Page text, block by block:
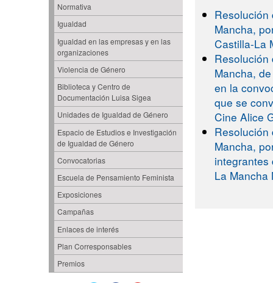
Normativa
Igualdad
Igualdad en las empresas y en las
organizaciones
Violencia de Género
Biblioteca y Centro de
Documentación Luisa Sigea
Unidades de Igualdad de Género
Espacio de Estudios e Investigación
de Igualdad de Género
Convocatorias
Escuela de Pensamiento Feminista
Exposiciones
Campañas
Enlaces de interés
Plan Corresponsables
Premios
Resolución
Mancha,
Castilla-La
Resolución
Mancha,
en la
que se
Cine Alice
Resolución
Mancha,
integrantes
La Mancha